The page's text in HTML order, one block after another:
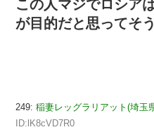
この人マジでロシア
が目的だと思ってそう
249: 稲妻レッグラリアット(埼玉
ID:lK8cVD7R0